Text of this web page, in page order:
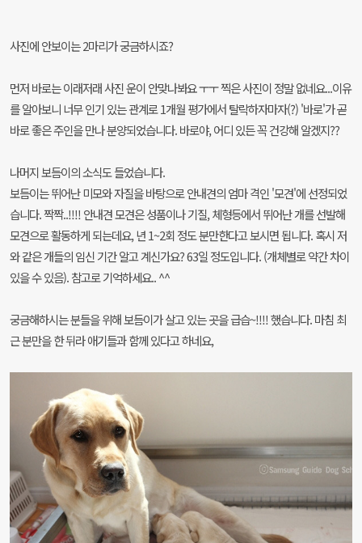
사진에 안보이는 2마리가 궁금하시죠?
먼저 바로는 이래저래 사진 운이 안맞나봐요 ㅜㅜ 찍은 사진이 정말 없네요...이유
를 알아보니 너무 인기 있는 관계로 1개월 평가에서 탈락하자마자(?) '바로'가 곧
바로 좋은 주인을 만나 분양되었습니다. 바로야, 어디 있든 꼭 건강해 알겠지??
나머지 보듬이의 소식도 들었습니다.
보듬이는 뛰어난 미모와 자질을 바탕으로 안내견의 엄마 격인 '모견'에 선정되었
습니다. 짝짝..!!!! 안내견 모견은 성품이나 기질, 체형등에서 뛰어난 개를 선발해
모견으로 활동하게 되는데요, 년 1~2회 정도 분만한다고 보시면 됩니다. 혹시 저
와 같은 개들의 임신 기간 알고 계신가요? 63일 정도입니다. (개체별로 약간 차이
있을 수 있음). 참고로 기억하세요.. ^^
궁금해하시는 분들을 위해 보듬이가 살고 있는 곳을 급습~!!!! 했습니다. 마침 최
근 분만을 한 뒤라 애기들과 함께 있다고 하네요,